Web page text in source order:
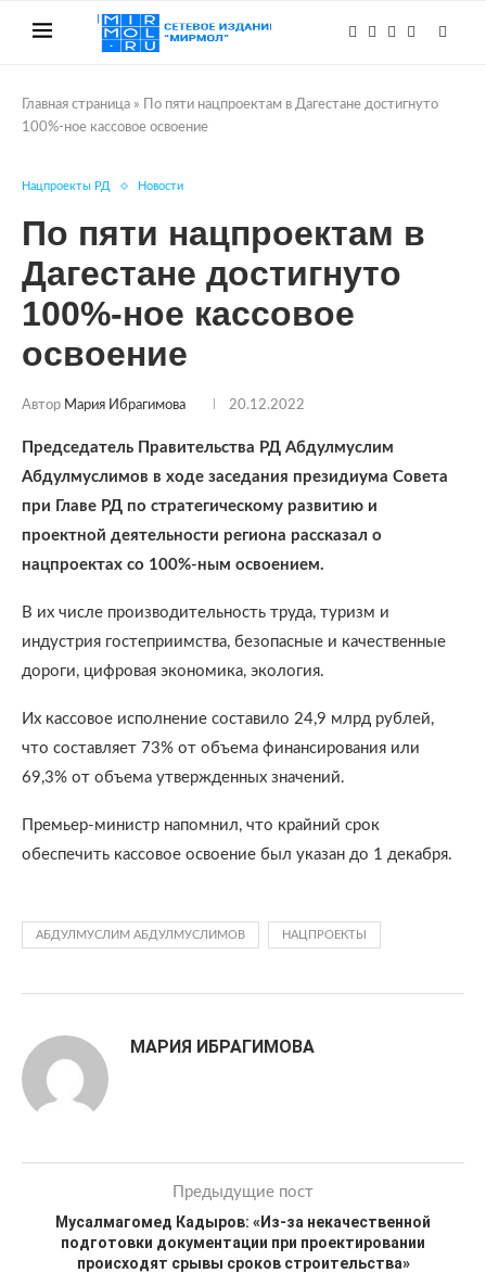
Главная страница »
По пяти нацпроектам в Дагестане достигнуто
100%-ное кассовое освоение
Нацпроекты РД Новости
По пяти нацпроектам в
Дагестане достигнуто
100%-ное кассовое
освоение
Автор Мария Ибрагимова 20.12.2022
Председатель Правительства РД Абдулмуслим
Абдулмуслимов в ходе заседания президиума Совета
при Главе РД по стратегическому развитию и
проектной деятельности региона рассказал о
нацпроектах со 100%-ным освоением.
В их числе производительность труда, туризм и
индустрия гостеприимства, безопасные и качественные
дороги, цифровая экономика, экология.
Их кассовое исполнение составило 24,9 млрд рублей,
что составляет 73% от объема финансирования или
69,3% от объема утвержденных значений.
Премьер-министр напомнил, что крайний срок
обеспечить кассовое освоение был указан до 1 декабря.
АБДУЛМУСЛИМ АБДУЛМУСЛИМОВ НАЦПРОЕКТЫ
МАРИЯ ИБРАГИМОВА
Предыдущие пост
Мусалмагомед Кадыров: «Из-за некачественной
подготовки документации при проектировании
происходят срывы сроков строительства»